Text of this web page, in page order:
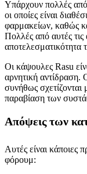
Υπάρχουν πολλές
οι οποίες είναι
φαρμακείων, καθώς
Πολλές από αυτές τις
αποτελεσματικότητα
Οι κάψουλες Rasu
αρνητική αντίδραση.
συνήθως σχετίζονται
παραβίαση των
Απόψεις των
Αυτές είναι κάποιες
φόρουμ: